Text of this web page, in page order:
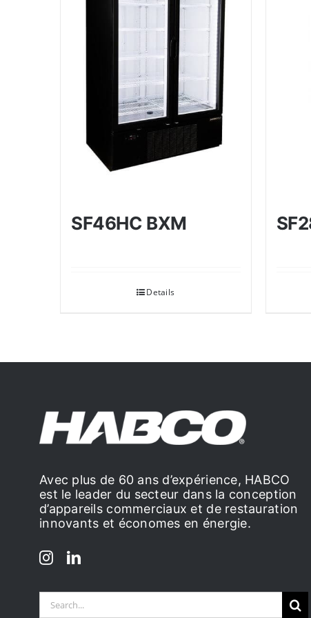
SF46HC BXM
Details
Avec plus de 60 ans d’expérience, HABCO
est le leader du secteur dans la conception
d’appareils commerciaux et de restauration
innovants et économes en énergie.
Search